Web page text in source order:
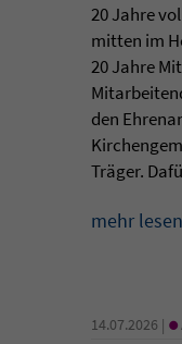
20 Jahre
mitten im
20 Jahre
den
Träger.
mehr lesen
14.07.2026 | •